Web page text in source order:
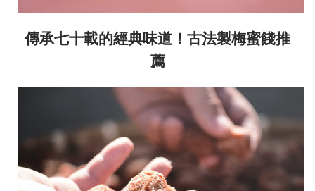
傳承七十載的經典味道！古法製梅蜜餞推
薦